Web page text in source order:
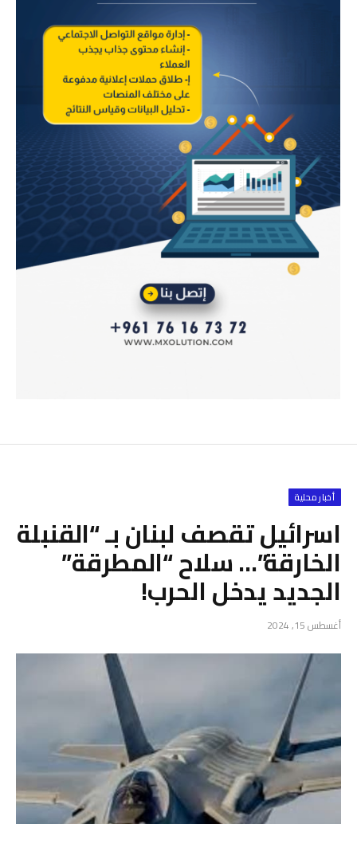
أخبار محلية
اسرائيل تقصف لبنان بـ “القنبلة
الخارقة”… سلاح “المطرقة”
الجديد يدخل الحرب!
أغسطس 15, 2024